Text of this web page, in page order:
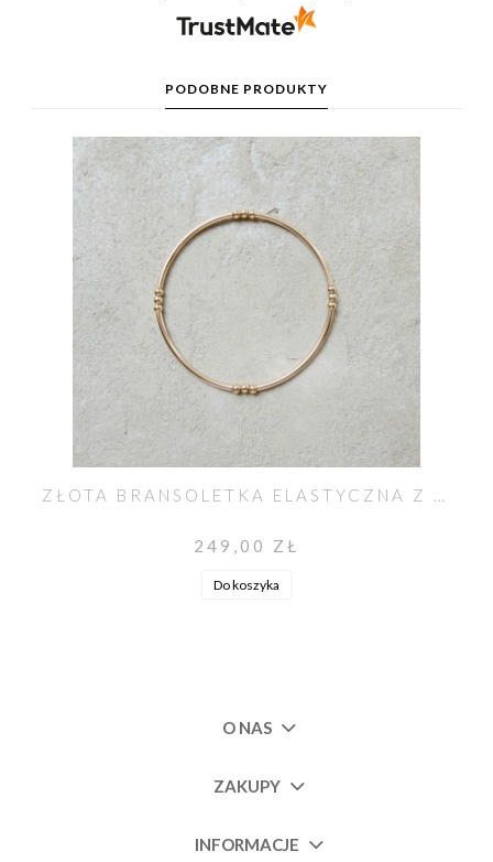
PODOBNE PRODUKTY
ZŁOTA BRANSOLETKA ELASTYCZNA Z KULKAMI CIRCLE BALLS
249,00 ZŁ
Do koszyka
O NAS
ZAKUPY
INFORMACJE